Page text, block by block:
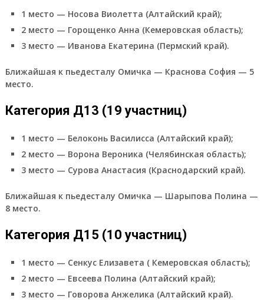
1 место — Носова Виолетта (Алтайский край);
2 место — Горощенко Анна (Кемеровская область);
3 место — Иванова Екатерина (Пермский край).
Ближайшая к пьедесталу Омичка — Краснова София — 5
место.
Категория Д13 (19 участниц)
1 место — Белоконь Василисса (Алтайский край);
2 место — Ворона Вероника (Челябинская область);
3 место — Сурова Анастасия (Краснодарский край).
Ближайшая к пьедесталу Омичка — Шарыпова Полина —
8 место.
Категория Д15 (10 участниц)
1 место — Сенкус Елизавета ( Кемеровская область);
2 место — Евсеева Полина (Алтайский край);
3 место — Говорова Анжелика (Алтайский край).